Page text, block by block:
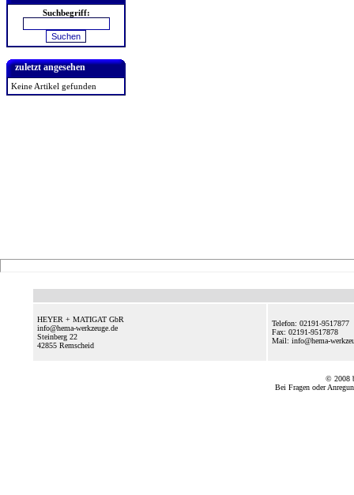
Suchbegriff:
zuletzt angesehen
Keine Artikel gefunden
HEYER + MATIGAT GbR
info@hema-werkzeuge.de
Steinberg 22
42855 Remscheid
Telefon: 02191-9517877
Fax: 02191-9517878
Mail: info@hema-
© 2008
Bei Fragen oder